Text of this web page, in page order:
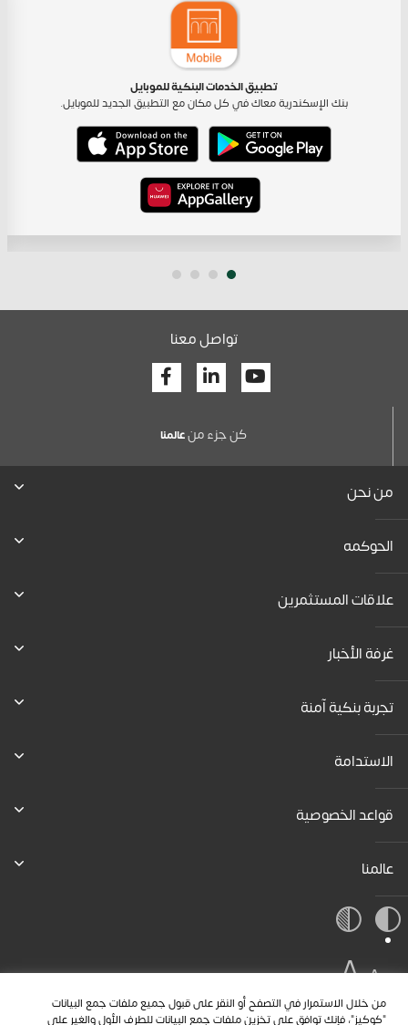
من خلال الاستمرار في التصفح أو النقر على قبول جميع ملفات جمع البيانات
"كوكيز"، فإنك توافق على تخزين ملفات جمع البيانات للطرف الأول والغير على
تطبيق الخدمات البنكية للموبايل
بنك الإسكندرية معاك في كل مكان مع التطبيق الجديد للموبايل.
تواصل معنا
Youtube
Linkedin
كن جزء منعالمنا
من نحن
الحوكمه
علاقات المستثمرين
غرفة الأخبار
تجربة بنكية آمنة
الاستدامة
قواعد الخصوصية
عالمنا
A
A
A